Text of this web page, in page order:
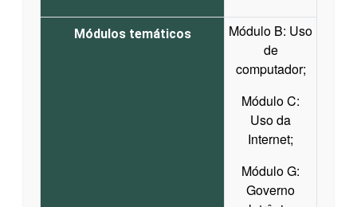
Módulos temáticos
Módulo B: Uso
de
computador;
Módulo C:
Uso da
Internet;
Módulo G:
Governo